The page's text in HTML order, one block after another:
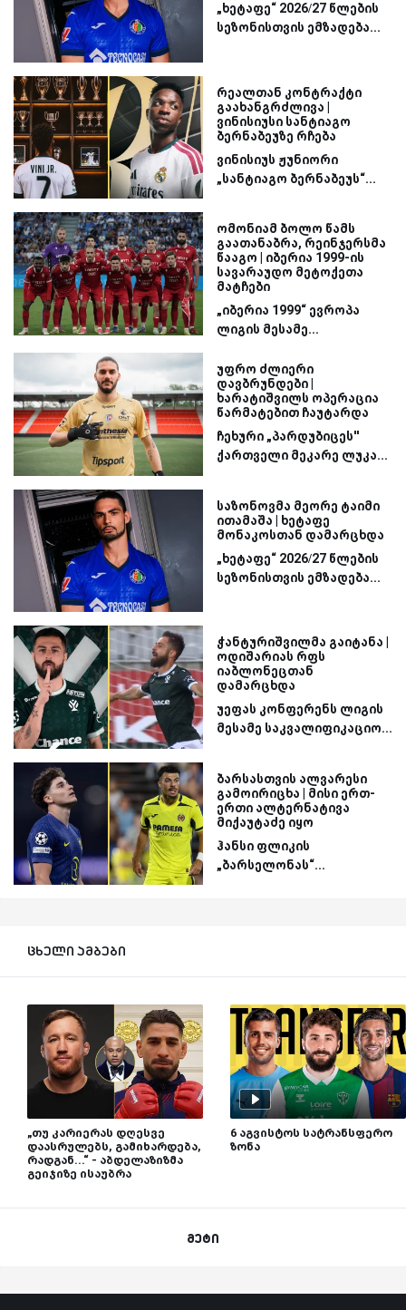
„ხეტაფე“ 2026/27 წლების
სეზონისთვის ემზადება...
რეალთან კონტრაქტი
გაახანგრძლივა |
ვინისიუსი სანტიაგო
ბერნაბეუზე რჩება
ვინისიუს ჟუნიორი
„სანტიაგო ბერნაბეუს“...
ომონიამ ბოლო წამს
გაათანაბრა, რეინჯერსმა
წააგო | იბერია 1999-ის
სავარაუდო მეტოქეთა
მატჩები
„იბერია 1999“ ევროპა
ლიგის მესამე...
უფრო ძლიერი
დავბრუნდები |
ხარატიშვილს ოპერაცია
წარმატებით ჩაუტარდა
ჩეხური „პარდუბიცეს''
ქართველი მეკარე ლუკა...
საზონოვმა მეორე ტაიმი
ითამაშა | ხეტაფე
მონაკოსთან დამარცხდა
„ხეტაფე“ 2026/27 წლების
სეზონისთვის ემზადება...
ჭანტურიშვილმა გაიტანა |
ოდიშარიას რფს
იაბლონეცთან
დამარცხდა
უეფას კონფერენს ლიგის
მესამე საკვალიფიკაციო...
ბარსასთვის ალვარესი
გამოირიცხა | მისი ერთ-
ერთი ალტერნატივა
მიქაუტაძე იყო
ჰანსი ფლიკის
„ბარსელონას“...
ცხელი ამბები
„თუ კარიერას დღესვე
დაასრულებს, გამიხარდება,
რადგან...“ - აბდელაზიზმა
გეიჯიზე ისაუბრა
6 აგვისტოს სატრანსფერო
ზონა
მეტი